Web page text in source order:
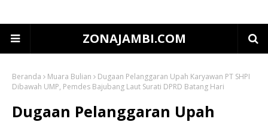
ZONAJAMBI.COM
Beranda Muara Bulian
Dugaan Pelanggaran Upah Karyawan PT SHPI
Dibawah UMP, Pemdes Bajubang Laut Surati DPRD Batang Hari
Dugaan Pelanggaran Upah